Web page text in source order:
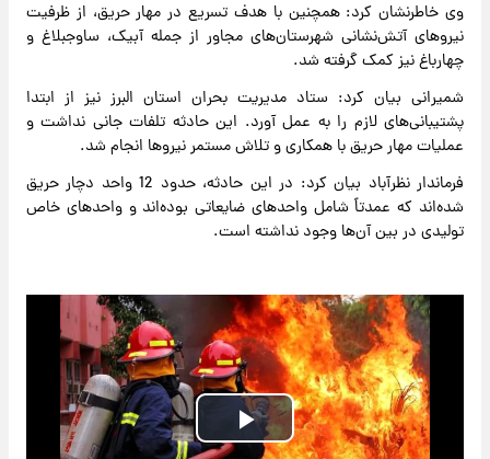
وی خاطرنشان کرد: همچنین با هدف تسریع در مهار حریق، از ظرفیت
نیروهای آتش‌نشانی شهرستان‌های مجاور از جمله آبیک، ساوجبلاغ و
چهارباغ نیز کمک گرفته شد.
شمیرانی بیان کرد: ستاد مدیریت بحران استان البرز نیز از ابتدا
پشتیبانی‌های لازم را به عمل آورد. این حادثه تلفات جانی نداشت و
عملیات مهار حریق با همکاری و تلاش مستمر نیروها انجام شد.
فرماندار نظرآباد بیان کرد: در این حادثه، حدود 12 واحد دچار حریق
شده‌اند که عمدتاً شامل واحدهای ضایعاتی بوده‌اند و واحدهای خاص
تولیدی در بین آن‌ها وجود نداشته است.
Play